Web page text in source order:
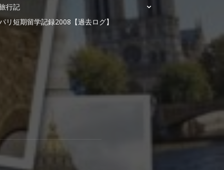
行記
リ短期留学記録2008【過去ログ】